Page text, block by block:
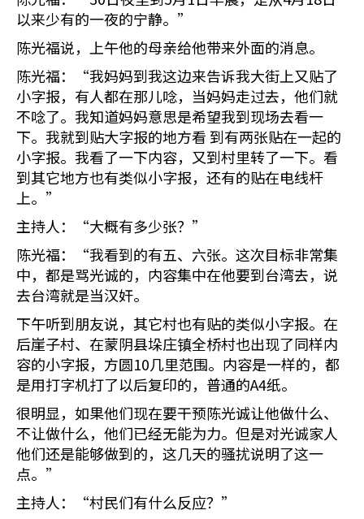
以来少有的一夜的宁静。”
陈光福说，上午他的母亲给他带来外面的消息。
陈光福：“我妈妈到我这边来告诉我大街上又贴了
小字报，有人都在那儿唸，当妈妈走过去，他们就
不唸了。我知道妈妈意思是希望我到现场去看一
下。我就到贴大字报的地方看 到有两张贴在一起的
小字报。我看了一下内容，又到村里转了一下。看
到其它地方也有类似小字报，还有的贴在电线杆
上。”
主持人：“大概有多少张？”
陈光福：“我看到的有五、六张。这次目标非常集
中，都是骂光诚的，内容集中在他要到台湾去，说
去台湾就是当汉奸。
下午听到朋友说，其它村也有贴的类似小字报。在
后崖子村、在蒙阴县垛庄镇全桥村也出现了同样内
容的小字报，方圆10几里范围。内容是一样的，都
是用打字机打了以后复印的，普通的A4纸。
很明显，如果他们现在要干预陈光诚让他做什么、
不让做什么，他们已经无能为力。但是对光诚家人
他们还是能够做到的，这几天的骚扰说明了这一
点。”
主持人：“村民们有什么反应？”